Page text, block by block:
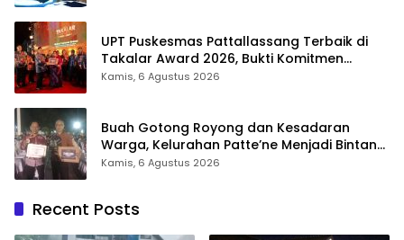
UPT Puskesmas Pattallassang Terbaik di
Takalar Award 2026, Bukti Komitmen
Hadirkan Pelayanan Kesehatan Berkualitas
Kamis, 6 Agustus 2026
Buah Gotong Royong dan Kesadaran
Warga, Kelurahan Patte’ne Menjadi Bintang
Takalar Award 2026
Kamis, 6 Agustus 2026
Recent Posts